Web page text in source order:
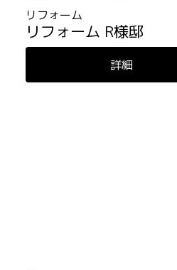
リフォーム
リフォーム R様邸
詳細